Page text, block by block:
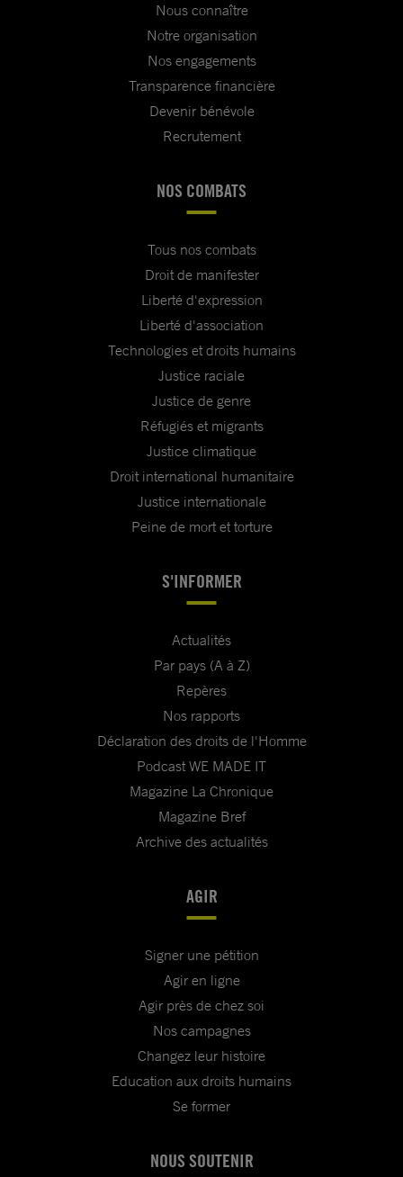
Nous connaître
Notre organisation
Nos engagements
Transparence financière
Devenir bénévole
Recrutement
NOS COMBATS
Tous nos combats
Droit de manifester
Liberté d'expression
Liberté d'association
Technologies et droits humains
Justice raciale
Justice de genre
Réfugiés et migrants
Justice climatique
Droit international humanitaire
Justice internationale
Peine de mort et torture
S'INFORMER
Actualités
Par pays (A à Z)
Repères
Nos rapports
Déclaration des droits de l'Homme
Podcast WE MADE IT
Magazine La Chronique
Magazine Bref
Archive des actualités
AGIR
Signer une pétition
Agir en ligne
Agir près de chez soi
Nos campagnes
Changez leur histoire
Education aux droits humains
Se former
NOUS SOUTENIR